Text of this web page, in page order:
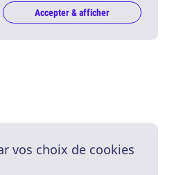
Accepter & afficher
vos choix de cookies